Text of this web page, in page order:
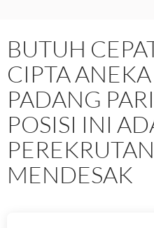
BUTUH
CIPTA ANEKA
PADANG
POSISI INI
MENDESAK